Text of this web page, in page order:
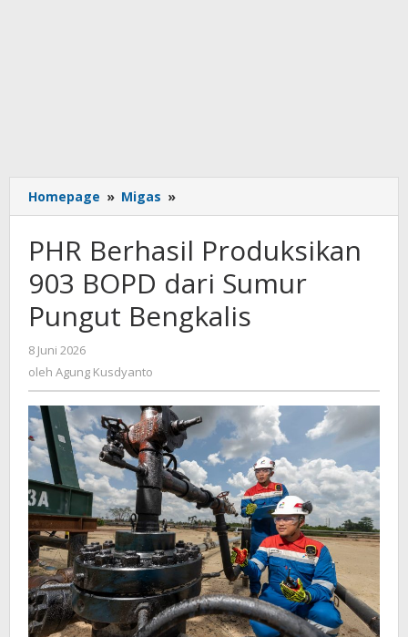
Homepage » Migas »
Berhasil
903
BOPD
dari
Sumur
Pungut
PHR Berhasil Produksikan
903 BOPD dari Sumur
Pungut Bengkalis
8 Juni 2026
Agung
Kusdyanto
oleh Agung Kusdyanto